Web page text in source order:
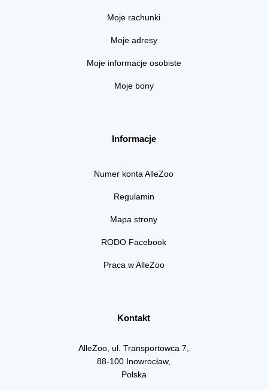
Moje rachunki
Moje adresy
Moje informacje osobiste
Moje bony
Informacje
Numer konta AlleZoo
Regulamin
Mapa strony
RODO Facebook
Praca w AlleZoo
Kontakt
AlleZoo, ul. Transportowca 7,
88-100 Inowrocław,
Polska